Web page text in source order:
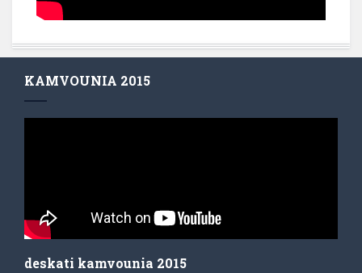
KAMVOUNIA 2015
deskati kamvounia 2015